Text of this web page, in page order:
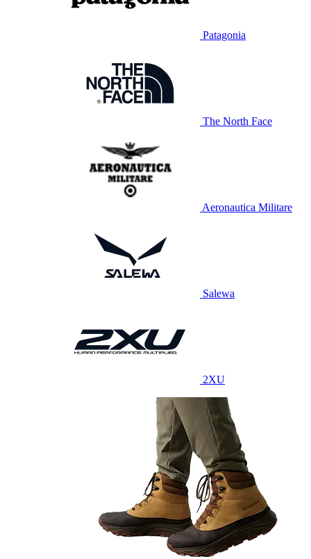
Patagonia
The North Face
Aeronautica Militare
Salewa
2XU